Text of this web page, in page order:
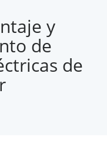
y
de
de